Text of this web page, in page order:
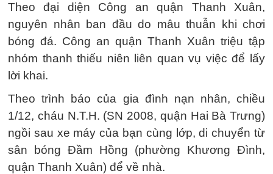
Theo đại diện Công an quận Thanh Xuân,
nguyên nhân ban đầu do mâu thuẫn khi chơi
bóng đá. Công an quận Thanh Xuân triệu tập
nhóm thanh thiếu niên liên quan vụ việc để lấy
lời khai.
Theo trình báo của gia đình nạn nhân, chiều
1/12, cháu N.T.H. (SN 2008, quận Hai Bà Trưng)
ngồi sau xe máy của bạn cùng lớp, di chuyển từ
sân bóng Đầm Hồng (phường Khương Đình,
quận Thanh Xuân) để về nhà.